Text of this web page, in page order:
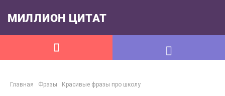
МИЛЛИОН ЦИТАТ
Главная Фразы Красивые фразы про школу